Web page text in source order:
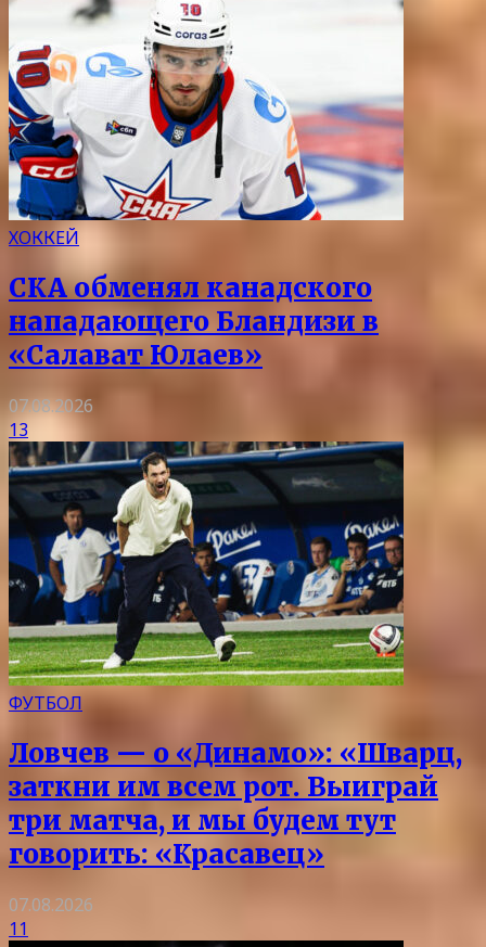
ХОККЕЙ
СКА обменял канадского
нападающего Бландизи в
«Салават Юлаев»
07.08.2026
13
ФУТБОЛ
Ловчев — о «Динамо»: «Шварц,
заткни им всем рот. Выиграй
три матча, и мы будем тут
говорить: «Красавец»
07.08.2026
11